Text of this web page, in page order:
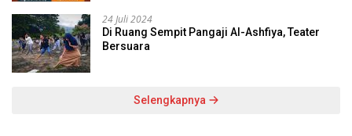
24 Juli 2024
Di Ruang Sempit Pangaji Al-Ashfiya, Teater
Bersuara
Selengkapnya